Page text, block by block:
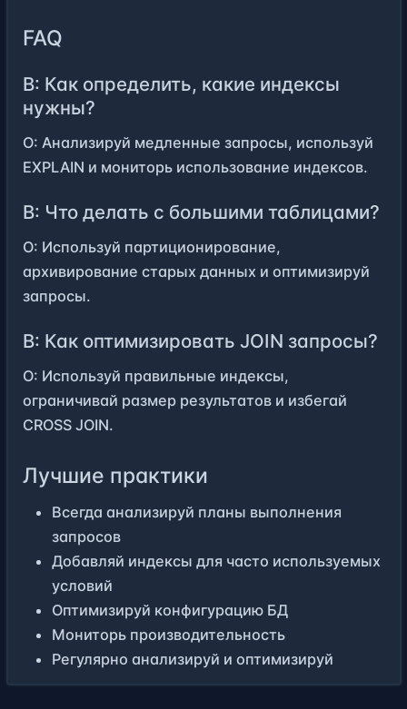
FAQ
В: Как определить, какие индексы
нужны?
О: Анализируй медленные запросы, используй
EXPLAIN и мониторь использование индексов.
В: Что делать с большими таблицами?
О: Используй партиционирование,
архивирование старых данных и оптимизируй
запросы.
В: Как оптимизировать JOIN запросы?
О: Используй правильные индексы,
ограничивай размер результатов и избегай
CROSS JOIN.
Лучшие практики
Всегда анализируй планы выполнения
запросов
Добавляй индексы для часто используемых
условий
Оптимизируй конфигурацию БД
Мониторь производительность
Регулярно анализируй и оптимизируй